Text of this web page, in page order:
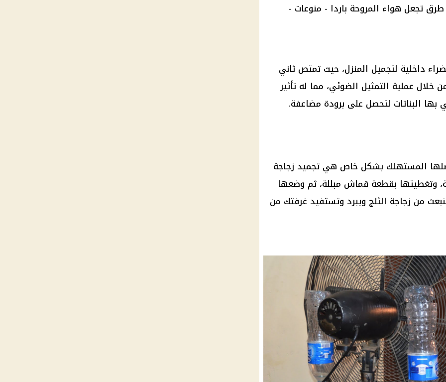
داخلية لتجميل المنزل، حيث تمتص ثاني
عملية التمثيل الضوئي، مما له تأثير
البناتات لتحصل على برودة مضاعفة.
المستهلك بشكل خاص هي تجميد زجاجة
وتغطيتها بقطعة قماش مبللة، ثم وضعها
من زجاجة الثلج ويبرد وتستفيد غرفتك من